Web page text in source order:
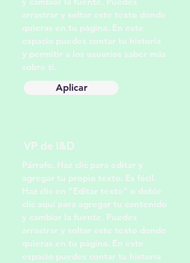
arrastrar y soltar este texto donde
quieras en tu página. En este
espacio puedes contar tu historia
y permitir a los usuarios saber más
sobre ti.
Aplicar
VP de I&D
Párrafo. Haz clic para editar y
agregar tu propio texto. Es fácil.
Haz clic en "Editar texto" o doble
clic aquí para agregar tu contenido
y cambiar la fuente. Puedes
arrastrar y soltar este texto donde
quieras en tu página. En este
espacio puedes contar tu historia